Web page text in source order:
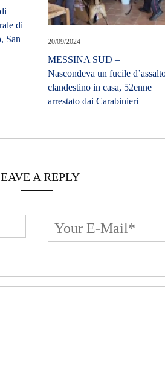
di
San
20/09/2024
MESSINA SUD –
Nascondeva un fucile
clandestino in casa, 52enne
arrestato dai Carabinieri
A REPLY